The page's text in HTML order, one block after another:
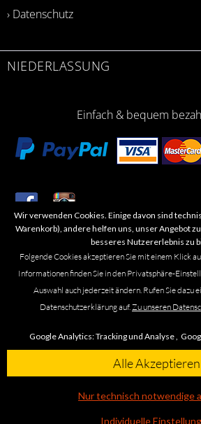
› Datenschutz
NIEDERLASSUNG
Einfach & bequem
​Letzte
Marken- oder Warenzeichen werden in der
gemacht. Das Fehlen einer solchen
handelt. Alle genannten Marken, Logos,
und Unternehmensbezeichnungen sind
Designrechte des jeweiligen Eigentümers.
ausschließlich in unseren Ladengeschäften in
Wir verwenden Cookies. Einige davon sind
Warenkorb), andere helfen uns, unser Angebot
besseres Nutzererlebnis zu
Folgende Cookies akzeptieren Sie mit einem Klick
Informationen finden Sie in den Privatsphäre-
Auswahl auch jederzeit ändern. Rufen Sie dazu
Datenschutzerklärung auf.Zu unseren
Google Analytics:Tracking und Analyse ,
Individuelle
Nur technisch notwendige
Alle Akzeptieren